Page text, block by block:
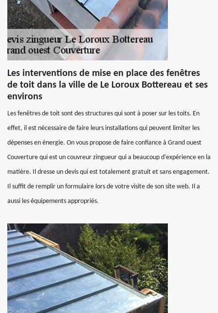
Les interventions de mise en place des fenêtres
de toit dans la ville de Le Loroux Bottereau et ses
environs
Les fenêtres de toit sont des structures qui sont à poser sur les toits. En
effet, il est nécessaire de faire leurs installations qui peuvent limiter les
dépenses en énergie. On vous propose de faire confiance à Grand ouest
Couverture qui est un couvreur zingueur qui a beaucoup d'expérience en la
matière. Il dresse un devis qui est totalement gratuit et sans engagement.
Il suffit de remplir un formulaire lors de votre visite de son site web. Il a
aussi les équipements appropriés.